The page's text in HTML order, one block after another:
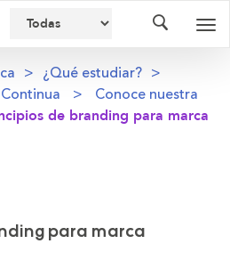
¿Qué estudiar?
Conoce nuestra
de branding para marca
para marca